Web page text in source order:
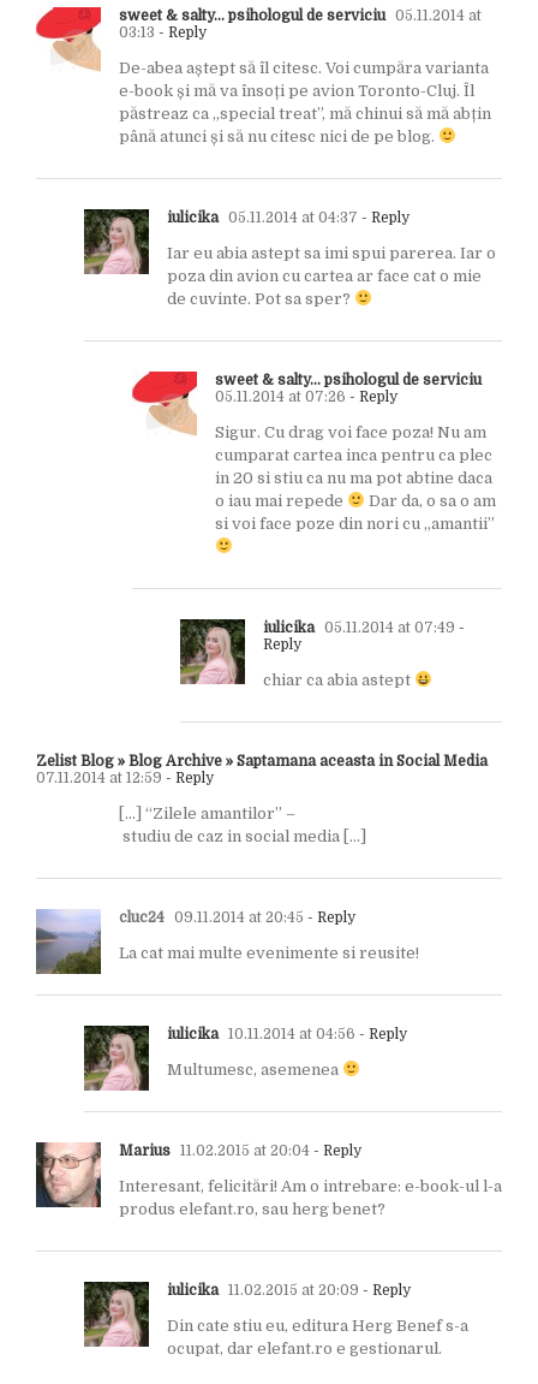
sweet & salty... psihologul de serviciu 05.11.2014 at
03:13 - Reply
De-abea aștept să îl citesc. Voi cumpăra varianta
e-book și mă va însoți pe avion Toronto-Cluj. Îl
păstreaz ca „special treat”, mă chinui să mă abțin
până atunci și să nu citesc nici de pe blog.
iulicika 05.11.2014 at 04:37 - Reply
Iar eu abia astept sa imi spui parerea. Iar o
poza din avion cu cartea ar face cat o mie
de cuvinte. Pot sa sper?
sweet & salty... psihologul de serviciu
05.11.2014 at 07:26 - Reply
Sigur. Cu drag voi face poza! Nu am
cumparat cartea inca pentru ca plec
in 20 si stiu ca nu ma pot abtine daca
o iau mai repede
Dar da, o sa o am
si voi face poze din nori cu „amantii”
iulicika 05.11.2014 at 07:49 -
Reply
chiar ca abia astept
Zelist Blog » Blog Archive » Saptamana aceasta in Social Media
07.11.2014 at 12:59 - Reply
[…] “Zilele amantilor” –
studiu de caz in social media […]
cluc24 09.11.2014 at 20:45 - Reply
La cat mai multe evenimente si reusite!
iulicika 10.11.2014 at 04:56 - Reply
Multumesc, asemenea
Marius 11.02.2015 at 20:04 - Reply
Interesant, felicitări! Am o intrebare: e-book-ul l-a
produs elefant.ro, sau herg benet?
iulicika 11.02.2015 at 20:09 - Reply
Din cate stiu eu, editura Herg Benef s-a
ocupat, dar elefant.ro e gestionarul.